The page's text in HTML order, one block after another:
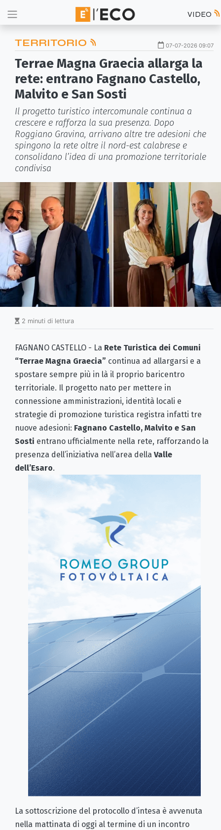
VIDEO
TERRITORIO 07-07-2026 09:07
Terrae Magna Graecia allarga la
rete: entrano Fagnano Castello,
Malvito e San Sosti
Il progetto turistico intercomunale continua a
crescere e rafforza la sua presenza. Dopo
Roggiano Gravina, arrivano altre tre adesioni che
spingono la rete oltre il nord-est calabrese e
consolidano l’idea di una promozione territoriale
condivisa
2 minuti di lettura
FAGNANO CASTELLO - La Rete Turistica dei Comuni
“Terrae Magna Graecia” continua ad allargarsi e a
spostare sempre più in là il proprio baricentro
territoriale. Il progetto nato per mettere in
connessione amministrazioni, identità locali e
strategie di promozione turistica registra infatti tre
nuove adesioni: Fagnano Castello, Malvito e San
Sosti entrano ufficialmente nella rete, rafforzando la
presenza dell’iniziativa nell’area della Valle
dell’Esaro.
La sottoscrizione del protocollo d’intesa è avvenuta
nella mattinata di oggi al termine di un incontro